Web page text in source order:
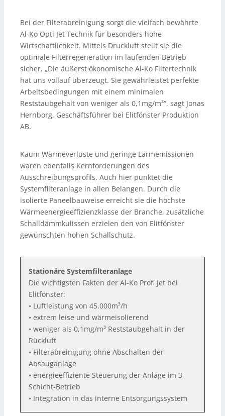
Bei der Filterabreinigung sorgt die vielfach bewährte
Al-Ko Opti Jet Technik für besonders hohe
Wirtschaftlichkeit. Mittels Druckluft stellt sie die
optimale Filterregeneration im laufenden Betrieb
sicher. „Die äußerst ökonomische Al-Ko Filtertechnik
hat uns vollauf überzeugt. Sie gewährleistet perfekte
Arbeitsbedingungen mit einem minimalen
Reststaubgehalt von weniger als 0,1mg/m³“, sagt Jonas
Hernborg, Geschäftsführer bei Elitfönster Produktion
AB.
Kaum Wärmeverluste und geringe Lärmemissionen
waren ebenfalls Kernforderungen des
Ausschreibungsprofils. Auch hier punktet die
Systemfilteranlage in allen Belangen. Durch die
isolierte Paneelbauweise erreicht sie die höchste
Wärmeenergieeffizienzklasse der Branche, zusätzliche
Schalldämmkulissen erzielen den von Elitfönster
gewünschten hohen Schallschutz.
Stationäre Systemfilteranlage
Die wichtigsten Fakten der Al-Ko Profi Jet bei
Elitfönster:
• Luftleistung von 45.000m³/h
• extrem leise und wärmeisolierend
• weniger als 0,1mg/m³ Reststaubgehalt in der
Rückluft
• Filterabreinigung ohne Abschalten der
Absauganlage
• energieeffiziente Steuerung der Anlage im 3-
Schicht-Betrieb
• Integration in das interne Entsorgungssystem